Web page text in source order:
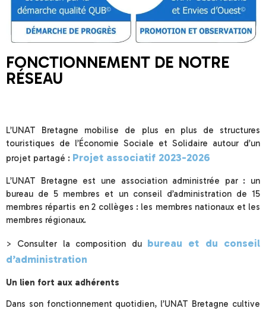
FONCTIONNEMENT DE NOTRE
RÉSEAU
L’UNAT Bretagne mobilise de plus en plus de structures
touristiques de l’Économie Sociale et Solidaire autour d’un
projet partagé : Projet associatif 2023-2026
L’UNAT Bretagne est une association administrée par : un
bureau de 5 membres et un conseil d’administration de 15
membres répartis en 2 collèges : les membres nationaux et les
membres régionaux.
> Consulter la composition du bureau et du conseil
d’administration
Un lien fort aux adhérents
Dans son fonctionnement quotidien, l’UNAT Bretagne cultive